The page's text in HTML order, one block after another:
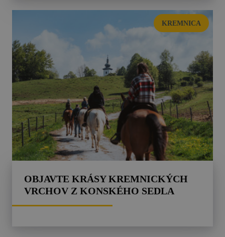
KREMNICA
OBJAVTE KRÁSY KREMNICKÝCH
VRCHOV Z KONSKÉHO SEDLA